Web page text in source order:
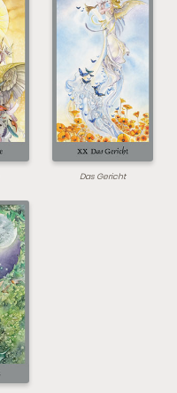
Das Gericht